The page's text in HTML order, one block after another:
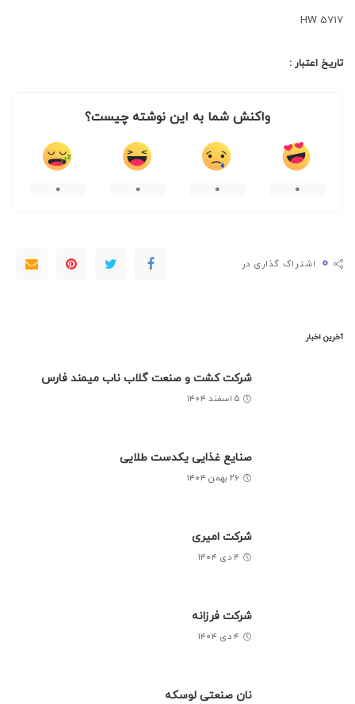
HW 5717
تاریخ اعتبار :
واکنش شما به این نوشته چیست؟
۰ ۰ ۰ ۰
۰ اشتراک گذاری در
آخرین اخبار
شرکت کشت و صنعت گلاب ناب میمند فارس
۵ اسفند ۱۴۰۴
صنایع غذایی یکدست طلایی
۲۶ بهمن ۱۴۰۴
شرکت امیری
۴ دی ۱۴۰۴
شرکت فرزانه
۴ دی ۱۴۰۴
نان صنعتی لوسکه